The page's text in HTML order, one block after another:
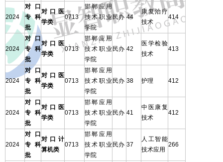
2024
对口
专科
批
对口医
学类
0713
邯郸应用
技术职业
学院
民办 44
康复治疗
技术
414
2024
对口
专科
批
对口医
学类
0713
邯郸应用
技术职业
学院
民办 42
医学检验
技术
413
2024
对口
专科
批
对口医
学类
0713
邯郸应用
技术职业
学院
民办 38 护理 412
2024
对口
专科
批
对口医
学类
0713
邯郸应用
技术职业
学院
民办 41
中医康复
技术
412
2024
对口
专科
批
对口计
算机类
0713
邯郸应用
技术职业
学院
民办 37
人工智能
技术应用
266